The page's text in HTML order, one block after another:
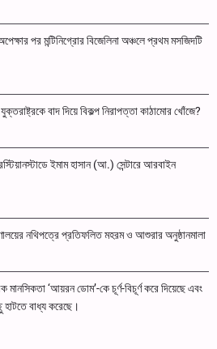
পর মন্টিনিগ্রোর বিজেলিনা অঞ্চলে প্রথম মসজিদটি
বাদ দিয়ে বিকল্প নিরাপত্তা কাঠামোর খোঁজে?
ইমাম হাসান (আ.) সেন্টারে আরবাইন
নথিপত্রে প্রতিফলিত মহরম ও আশুরার অনুষ্ঠানমালা
মানসিকতা ‘আয়রন ডোম’-কে চূর্ণ-বিচূর্ণ করে দিয়েছে এবং
হাটতে বাধ্য করেছে।